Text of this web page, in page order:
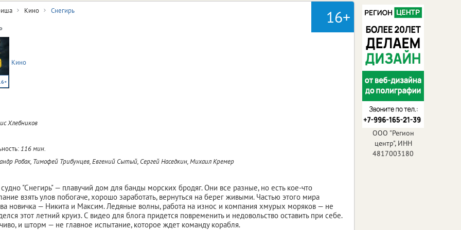
16+
Кино Снегирь
Кино
Хлебников
116 мин.
Робак, Тимофей Трибунцев, Евгений Сытый, Сергей Наседкин, Михаил Кремер
"Снегирь"​ — плавучий дом для банды морских бродяг. Они все разные, но есть кое-что
взять улов побогаче, хорошо заработать, вернуться на берег живыми. Частью этого мира
новичка​ — Никита и Максим. Ледяные волны, работа на износ и компания хмурых моряков — не
этот летний круиз. С видео для блога придется повременить и недовольство оставить при себе.
и шторм — не главное испытание, которое ждет команду корабля.
ООО "Регион
центр", ИНН
4817003180